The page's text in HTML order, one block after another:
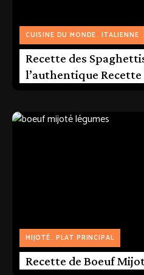
CUISINE DU MONDE ITALIENNE
Recette des
l’authentique
MIJOTÉ PLAT PRINCIPAL
Recette de Boeuf